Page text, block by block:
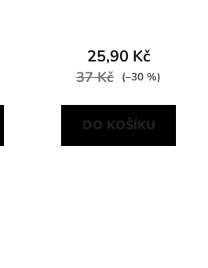
25,90 Kč
37 Kč (–30 %)
DO KOŠÍKU